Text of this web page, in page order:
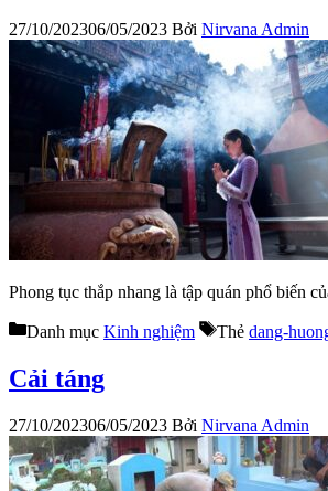
27/10/202306/05/2023 Bởi Nirvana Admin
Phong tục thắp nhang là tập quán phổ biến
Danh mục Kinh nghiệm Thẻ dang-
Cải táng
27/10/202306/05/2023 Bởi Nirvana Admin